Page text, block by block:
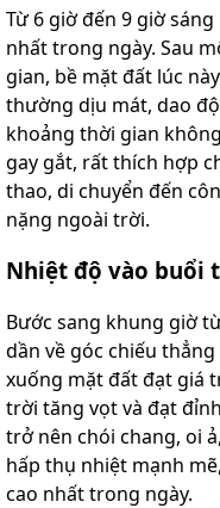
Từ 6 giờ đến 9 giờ
nhất trong ngày. Sau
gian, bề mặt đất lúc
thường dịu mát, dao
khoảng thời gian
gay gắt, rất thích hợp
thao, di chuyển đến
nặng ngoài trời.
Nhiệt độ vào buổi
Bước sang khung giờ
dần về góc chiếu
xuống mặt đất đạt giá
trời tăng vọt và đạt
trở nên chói chang, oi
hấp thụ nhiệt mạnh
cao nhất trong ngày.